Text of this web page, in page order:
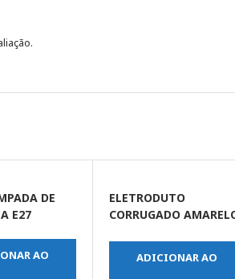
DE
E27
AO
ELETRODUTO
CORRUGADO
ADICIONAR AO